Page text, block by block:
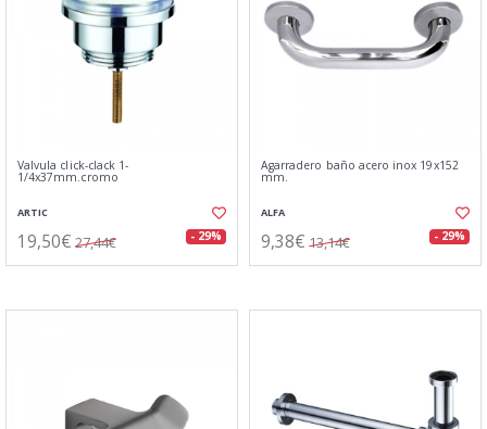
Valvula click-clack 1-
1/4x37mm.cromo
ARTIC
19,50€ 27,44€ - 29%
Agarradero baño acero inox 19x152
mm.
ALFA
9,38€ 13,14€ - 29%